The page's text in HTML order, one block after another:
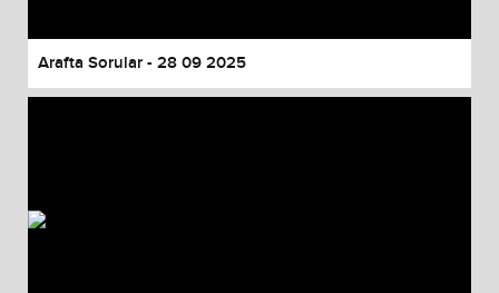
Arafta Sorular - 28 09 2025